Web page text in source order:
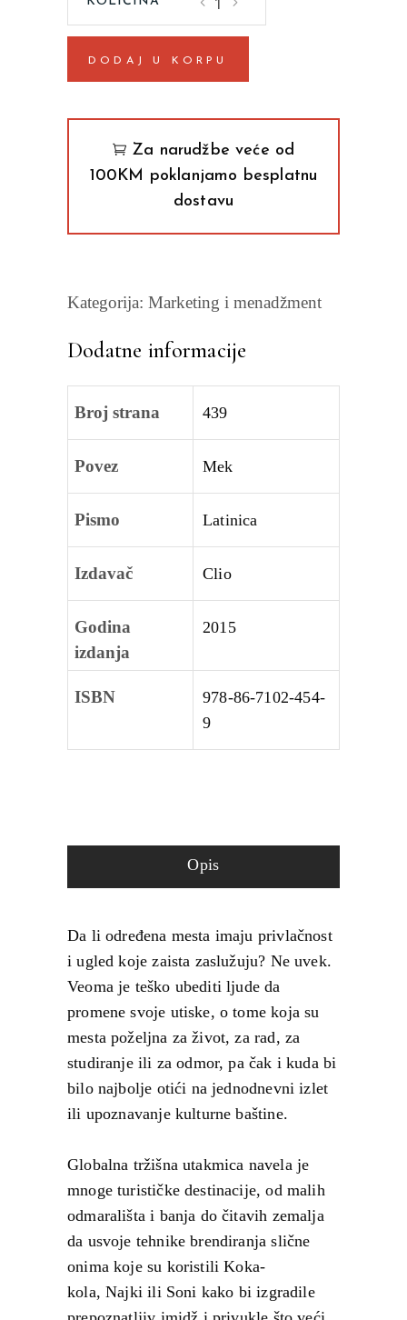
brend
Anet
Najdžel
Morgan,
Rodžer
Prajd
DODAJ U KORPU
Za narudžbe veće od
100KM poklanjamo besplatnu
dostavu
Kategorija: Marketing i menadžment
Dodatne informacije
Broj strana 439
Povez Mek
Pismo Latinica
Izdavač Clio
Godina
izdanja
2015
ISBN
978-86-7102-454-
9
Opis
Da li određena mesta imaju privlačnost
i ugled koje zaista zaslužuju? Ne uvek.
Veoma je teško ubediti ljude da
promene svoje utiske, o tome koja su
mesta poželjna za život, za rad, za
studiranje ili za odmor, pa čak i kuda bi
bilo najbolje otići na jednodnevni izlet
ili upoznavanje kulturne baštine.
Globalna tržišna utakmica navela je
mnoge turističke destinacije, od malih
odmarališta i banja do čitavih zemalja
da usvoje tehnike brendiranja slične
onima koje su koristili Koka-
kola, Najki ili Soni kako bi izgradile